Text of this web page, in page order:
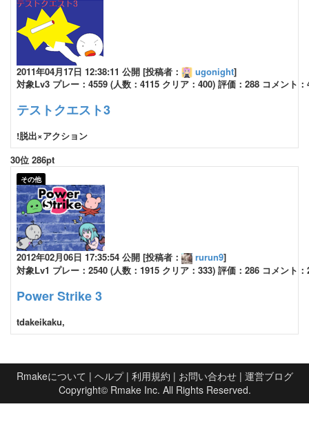
2011年04月17日 12:38:11 公開 [投稿者： ugonight]
対象Lv3 プレー：4559 (人数：4115 クリア：400) 評価：288 コメント：
テストクエスト3
!脱出×アクション
30位 286pt
その他
2012年02月06日 17:35:54 公開 [投稿者： rurun9]
対象Lv1 プレー：2540 (人数：1915 クリア：333) 評価：286 コメント：
Power Strike 3
tdakeikaku,
Rmakeについて | ヘルプ| 利用規約 | お問い合わせ| 運営ブログ
Copyright© Rmake Inc. All Rights Reserved.